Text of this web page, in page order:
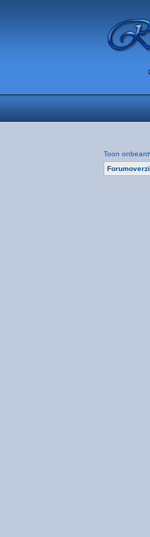
Toon